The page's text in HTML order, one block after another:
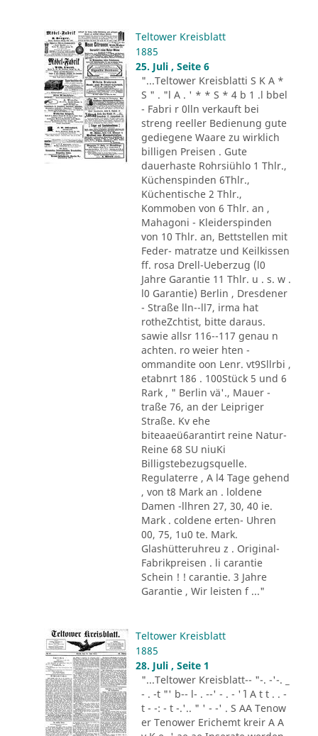
Teltower Kreisblatt
1885
25. Juli , Seite 6
"...Teltower Kreisblatti S K A *
S " . "l A . ' * * S * 4 b 1 .l bbel
- Fabri r 0lln verkauft bei
streng reeller Bedienung gute
gediegene Waare zu wirklich
billigen Preisen . Gute
dauerhaste Rohrsiühlo 1 Thlr.,
Küchenspinden 6Thlr.,
Küchentische 2 Thlr.,
Kommoben von 6 Thlr. an ,
Mahagoni - Kleiderspinden
von 10 Thlr. an, Bettstellen mit
Feder- matratze und Keilkissen
ff. rosa Drell-Ueberzug (l0
Jahre Garantie 11 Thlr. u . s. w .
l0 Garantie) Berlin , Dresdener
- Straße lln--ll7, irma hat
rotheZchtist, bitte daraus.
sawie allsr 116--117 genau n
achten. ro weier hten -
ommandite oon Lenr. vt9Sllrbi ,
etabnrt 186 . 100Stück 5 und 6
Rark , " Berlin vä'., Mauer -
traße 76, an der Leipriger
Straße. Kv ehe
biteaaeü6arantirt reine Natur-
Reine 68 SU niuKi
Billigstebezugsquelle.
Regulaterre , A l4 Tage gehend
, von t8 Mark an . loldene
Damen -llhren 27, 30, 40 ie.
Mark . coldene erten- Uhren
00, 75, 1u0 te. Mark.
Glashütteruhreu z . Original-
Fabrikpreisen . li carantie
Schein ! ! carantie. 3 Jahre
Garantie , Wir leisten f ..."
Teltower Kreisblatt
1885
28. Juli , Seite 1
"...Teltower Kreisblatt-- "-. -'-. _
- . -t "' b-- l- . --' - . - '´ l A t t . . -
t - -: - t -.'.. " ' - -' . S AA Tenow
er Tenower Erichemt kreir A A